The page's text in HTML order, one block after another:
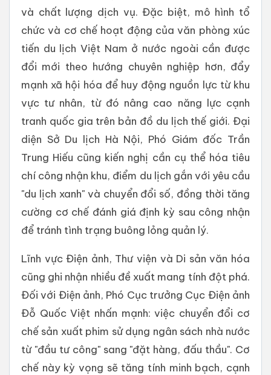
và chất lượng dịch vụ. Đặc biệt, mô hình tổ
chức và cơ chế hoạt động của văn phòng xúc
tiến du lịch Việt Nam ở nước ngoài cần được
đổi mới theo hướng chuyên nghiệp hơn, đẩy
mạnh xã hội hóa để huy động nguồn lực từ khu
vực tư nhân, từ đó nâng cao năng lực cạnh
tranh quốc gia trên bản đồ du lịch thế giới. Đại
diện Sở Du lịch Hà Nội, Phó Giám đốc Trần
Trung Hiếu cũng kiến nghị cần cụ thể hóa tiêu
chí công nhận khu, điểm du lịch gắn với yêu cầu
"du lịch xanh" và chuyển đổi số, đồng thời tăng
cường cơ chế đánh giá định kỳ sau công nhận
để tránh tình trạng buông lỏng quản lý.
Lĩnh vực Điện ảnh, Thư viện và Di sản văn hóa
cũng ghi nhận nhiều đề xuất mang tính đột phá.
Đối với Điện ảnh, Phó Cục trưởng Cục Điện ảnh
Đỗ Quốc Việt nhấn mạnh: việc chuyển đổi cơ
chế sản xuất phim sử dụng ngân sách nhà nước
từ "đầu tư công" sang "đặt hàng, đấu thầu". Cơ
chế này kỳ vọng sẽ tăng tính minh bạch, cạnh